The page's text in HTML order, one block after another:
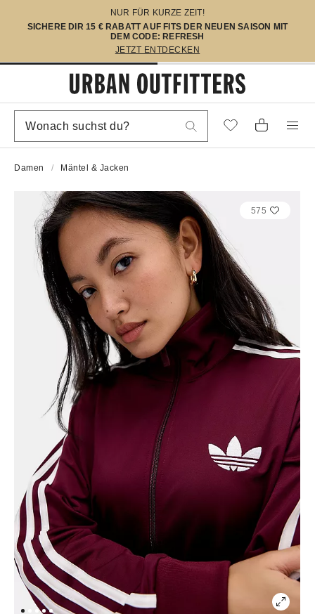
NUR FÜR KURZE ZEIT!
SICHERE DIR 15 € RABATT AUF FITS DER NEUEN SAISON MIT
DEM CODE: REFRESH
JETZT ENTDECKEN
Damen Mäntel & Jacken
575